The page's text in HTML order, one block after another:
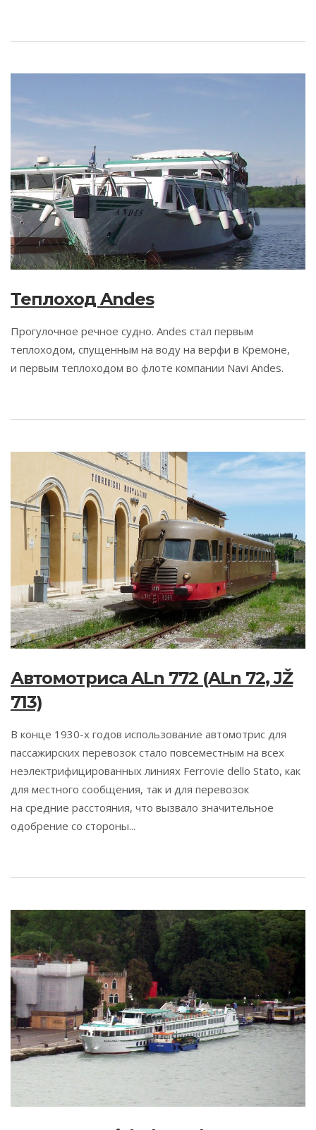
Теплоход Andes
Прогулочное речное судно. Andes стал первым
теплоходом, спущенным на воду на верфи в Кремоне,
и первым теплоходом во флоте компании Navi Andes.
Автомотриса ALn 772 (ALn 72, JŽ
713)
В конце 1930-х годов использование автомотрис для
пассажирских перевозок стало повсеместным на всех
неэлектрифицированных линиях Ferrovie dello Stato, как
для местного сообщения, так и для перевозок
на средние расстояния, что вызвало значительное
одобрение со стороны...